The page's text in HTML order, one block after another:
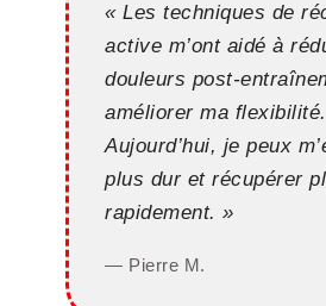
« Les techniques de
active m’ont aidé à
douleurs post-
améliorer ma flexibilité.
Aujourd’hui, je peux
plus dur et récupérer
rapidement. »
— Pierre M.